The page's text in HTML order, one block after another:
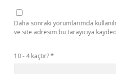
Daha sonraki yorumlarımda
ve site adresim bu tarayıcıya
10 - 4 kaçtır?*